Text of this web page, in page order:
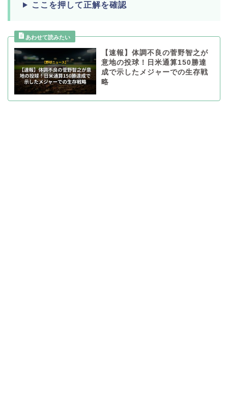
ここを押して正解を確認
【速報】体調不良の菅野智之が
意地の投球！日米通算150勝達
成で示したメジャーでの生存戦
略